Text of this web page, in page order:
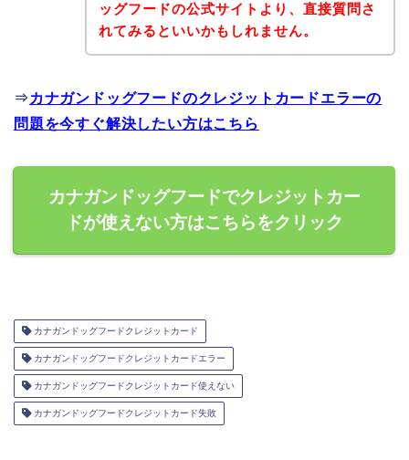
ッグフードの公式サイトより、直接質問さ
れてみるといいかもしれません。
⇒ カナガンドッグフードのクレジットカードエラーの
問題を今すぐ解決したい方はこちら
カナガンドッグフードでクレジットカー
ドが使えない方はこちらをクリック
カナガンドッグフードクレジットカード
カナガンドッグフードクレジットカードエラー
カナガンドッグフードクレジットカード使えない
カナガンドッグフードクレジットカード失敗